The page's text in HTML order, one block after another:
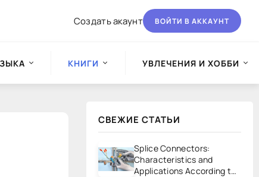
Создать акаунт ВОЙТИ В АККАУНТ
КНИГИ УВЛЕЧЕНИЯ И ХОББИ
СВЕЖИЕ СТАТЬИ
Splice Connectors:
Characteristics and
Applications According to